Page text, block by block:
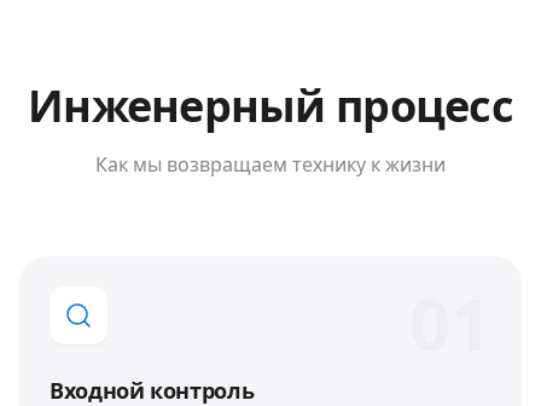
Инженерный процесс
Как мы возвращаем технику к жизни
Входной контроль